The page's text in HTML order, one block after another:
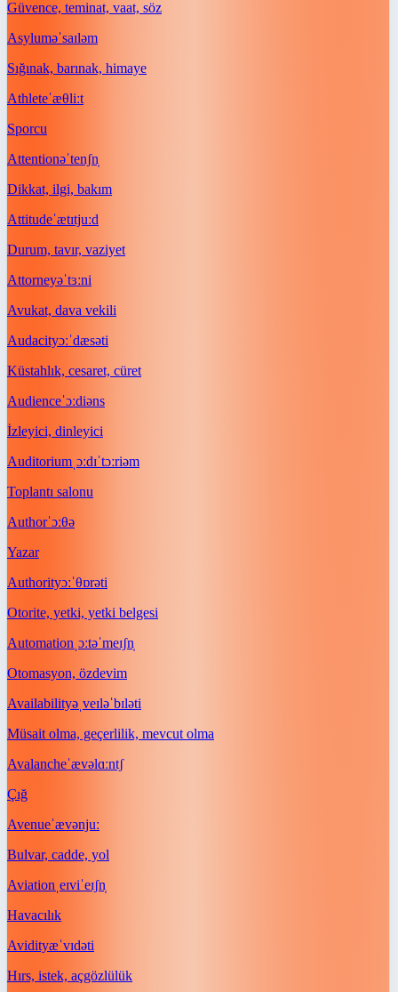
Güvence, teminat, vaat, söz
Asyluməˈsaɪləm
Sığınak, barınak, himaye
Athleteˈæθliːt
Sporcu
Attentionəˈtenʃn̩
Dikkat, ilgi, bakım
Attitudeˈætɪtjuːd
Durum, tavır, vaziyet
Attorneyəˈtɜːni
Avukat, dava vekili
Audacityɔːˈdæsəti
Küstahlık, cesaret, cüret
Audienceˈɔːdiəns
İzleyici, dinleyici
Auditorium ˌɔːdɪˈtɔːriəm
Toplantı salonu
Authorˈɔːθə
Yazar
Authorityɔːˈθɒrəti
Otorite, yetki, yetki belgesi
Automation ˌɔːtəˈmeɪʃn̩
Otomasyon, özdevim
Availabilityəˌveɪləˈbɪləti
Müsait olma, geçerlilik, mevcut olma
Avalancheˈævəlɑːntʃ
Çığ
Avenueˈævənjuː
Bulvar, cadde, yol
Aviation ˌeɪviˈeɪʃn̩
Havacılık
Avidityæˈvɪdəti
Hırs, istek, açgözlülük